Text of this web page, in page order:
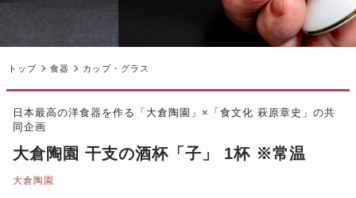
トップ 食器 カップ・グラス
日本最高の洋食器を作る「大倉陶園」×「食文化 萩原章史」の共
同企画
大倉陶園 干支の酒杯「子」 1杯 ※常温
大倉陶園